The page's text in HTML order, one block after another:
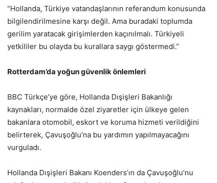
“Hollanda, Türkiye vatandaşlarının referandum konusunda
bilgilendirilmesine karşı değil. Ama buradaki toplumda
gerilim yaratacak girişimlerden kaçınılmalı. Türkiyeli
yetkililer bu olayda bu kurallara saygı göstermedi.”
Rotterdam’da yoğun güvenlik önlemleri
BBC Türkçe’ye göre, Hollanda Dışişleri Bakanlığı
kaynakları, normalde özel ziyaretler için ülkeye gelen
bakanlara otomobil, eskort ve koruma hizmeti verildiğini
belirterek, Çavuşoğlu’na bu yardımın yapılmayacağını
vurguladı.
Hollanda Dışişleri Bakanı Koenders’ın da Çavuşoğlu’nu